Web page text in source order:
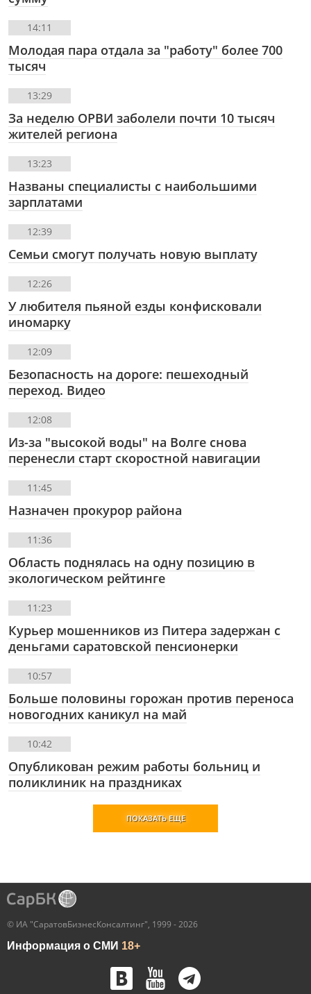
14:11
Молодая пара отдала за "работу" более 700
тысяч
13:29
За неделю ОРВИ заболели почти 10 тысяч
жителей региона
13:23
Названы специалисты с наибольшими
зарплатами
12:39
Семьи смогут получать новую выплату
12:26
У любителя пьяной езды конфисковали
иномарку
12:09
Безопасность на дороге: пешеходный
переход. Видео
12:08
Из-за "высокой воды" на Волге снова
перенесли старт скоростной навигации
11:45
Назначен прокурор района
11:36
Область поднялась на одну позицию в
экологическом рейтинге
11:23
Курьер мошенников из Питера задержан с
деньгами саратовской пенсионерки
10:57
Больше половины горожан против переноса
новогодних каникул на май
10:42
Опубликован режим работы больниц и
поликлиник на праздниках
ПОКАЗАТЬ ЕЩЕ
© ИА "СаратовБизнесКонсалтинг", 1999 - 2026
Информация о СМИ 18+